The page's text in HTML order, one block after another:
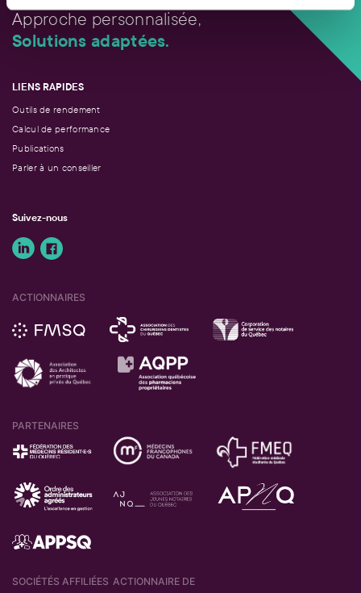
Approche personnalisée,
Solutions adaptées.
LIENS RAPIDES
Outils de rendement
Calcul de performance
Publications
Parler à un conseiller
Suivez-nous
ACTIONNAIRES
PARTENAIRES
SOCIÉTÉS AFFILIÉES ACTIONNAIRE DE